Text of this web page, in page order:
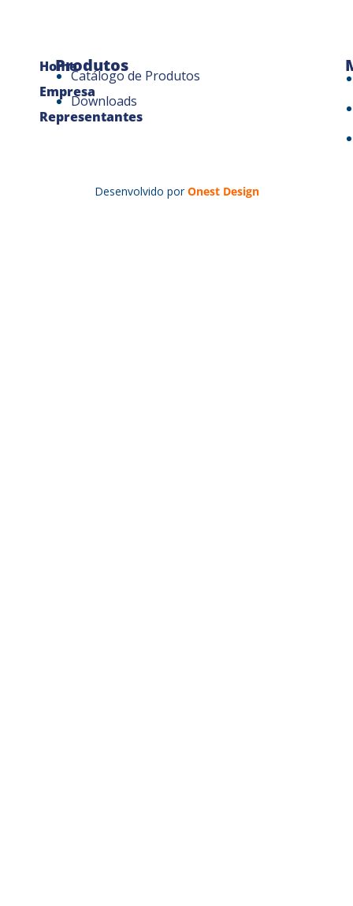
Home
Empresa
Representantes
Produtos
Catálogo de Produtos
Downloads
Desenvolvido por Onest Design